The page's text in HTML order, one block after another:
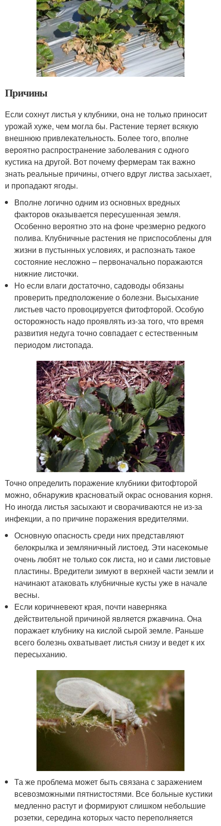
Причины
Если сохнут листья у клубники, она не только приносит
урожай хуже, чем могла бы. Растение теряет всякую
внешнюю привлекательность. Более того, вполне
вероятно распространение заболевания с одного
кустика на другой. Вот почему фермерам так важно
знать реальные причины, отчего вдруг листва засыхает,
и пропадают ягоды.
Вполне логично одним из основных вредных
факторов оказывается пересушенная земля.
Особенно вероятно это на фоне чрезмерно редкого
полива. Клубничные растения не приспособлены для
жизни в пустынных условиях, и распознать такое
состояние несложно – первоначально поражаются
нижние листочки.
Но если влаги достаточно, садоводы обязаны
проверить предположение о болезни. Высыхание
листьев часто провоцируется фитофторой. Особую
осторожность надо проявлять из-за того, что время
развития недуга точно совпадает с естественным
периодом листопада.
Точно определить поражение клубники фитофторой
можно, обнаружив красноватый окрас основания корня.
Но иногда листья засыхают и сворачиваются не из-за
инфекции, а по причине поражения вредителями.
Основную опасность среди них представляют
белокрылка и земляничный листоед. Эти насекомые
очень любят не только сок листа, но и сами листовые
пластины. Вредители зимуют в верхней части земли и
начинают атаковать клубничные кусты уже в начале
весны.
Если коричневеют края, почти наверняка
действительной причиной является ржавчина. Она
поражает клубнику на кислой сырой земле. Раньше
всего болезнь охватывает листья снизу и ведет к их
пересыханию.
Та же проблема может быть связана с заражением
всевозможными пятнистостями. Все больные кустики
медленно растут и формируют слишком небольшие
розетки, середина которых часто переполняется